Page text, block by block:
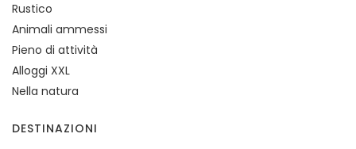
Rustico
Animali ammessi
Pieno di attività
Alloggi XXL
Nella natura
DESTINAZIONI